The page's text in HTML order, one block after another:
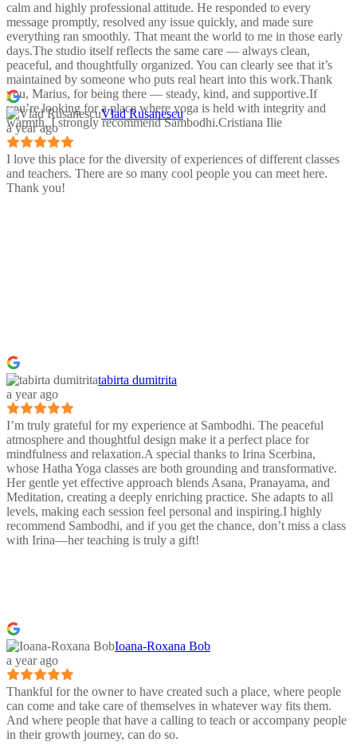
calm and highly professional attitude. He responded to every
message promptly, resolved any issue quickly, and made sure
everything ran smoothly. That meant the world to me in those early
days.The studio itself reflects the same care — always clean,
peaceful, and thoughtfully organized. You can clearly see that it’s
maintained by someone who puts real heart into this work.Thank
you, Marius, for being there — steady, kind, and supportive.If
you’re looking for a place where yoga is held with integrity and
warmth, I strongly recommend Sambodhi.Cristiana Ilie
Vlad Rusanescu
a year ago
I love this place for the diversity of experiences of different classes
and teachers. There are so many cool people you can meet here.
Thank you!
tabirta dumitrita
a year ago
I’m truly grateful for my experience at Sambodhi. The peaceful
atmosphere and thoughtful design make it a perfect place for
mindfulness and relaxation.A special thanks to Irina Scerbina,
whose Hatha Yoga classes are both grounding and transformative.
Her gentle yet effective approach blends Asana, Pranayama, and
Meditation, creating a deeply enriching practice. She adapts to all
levels, making each session feel personal and inspiring.I highly
recommend Sambodhi, and if you get the chance, don’t miss a class
with Irina—her teaching is truly a gift!
Ioana-Roxana Bob
a year ago
Thankful for the owner to have created such a place, where people
can come and take care of themselves in whatever way fits them.
And where people that have a calling to teach or accompany people
in their growth journey, can do so.